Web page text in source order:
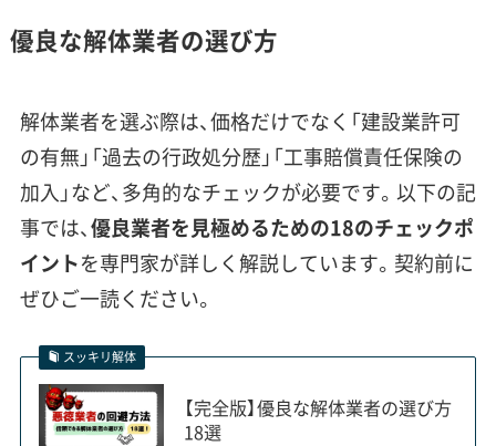
時からの「短冊状」と呼ばれる、道に面した間口が狭
町地区に多く残っています。これが重機の搬入を難
しくし、結果として廃材を手で運び出す「小運搬」作
業が必要になり、費用が上がる一因です。
また、旧中山道沿いや蕨城跡（和樂備神社周辺）など
は「埋蔵文化財包蔵地」に指定されている可能性が
あります。基礎の撤去などで地面を掘る工事では、
文化財保護法に基づき市教育委員会への事前の届
出が義務付けられています。もし工事中に遺物が見
優良な解体業者の選び方
解体業者を選ぶ際は、価格だけでなく「建設業許可
の有無」「過去の行政処分歴」「工事賠償責任保険の
加入」など、多角的なチェックが必要です。以下の記
事では、優良業者を見極めるための18のチェックポ
イントを専門家が詳しく解説しています。契約前に
ぜひご一読ください。
スッキリ解体
【完全版】優良な解体業者の選び方
18選